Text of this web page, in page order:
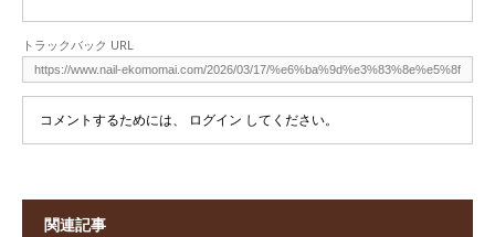
トラックバック URL
コメントするためには、 ログイン してください。
関連記事